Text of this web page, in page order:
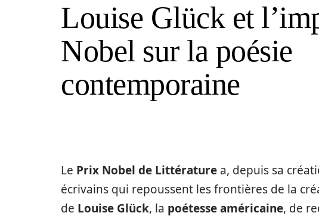
Louise Glück et
Nobel sur la poésie
contemporaine
Le Prix Nobel de Littérature a, depuis sa
écrivains qui repoussent les frontières de la
de Louise Glück, la poétesse américaine, de